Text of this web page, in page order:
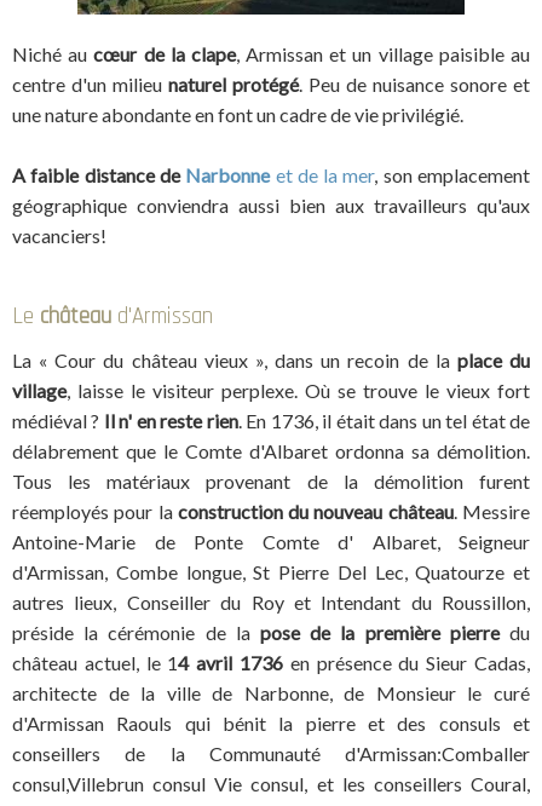
Niché aucœur de la clape, Armissan et un village paisible au
centre d'un milieu naturel protégé. Peu de nuisance sonore et
une nature abondante en font un cadre de vie privilégié.
A faible distance de Narbonneet de la mer, son emplacement
géographique conviendra aussi bien aux travailleurs qu'aux
vacanciers!
Le château d'Armissan
La « Cour du château vieux », dans un recoin de la place du
village, laisse le visiteur perplexe. Où se trouve le vieux fort
médiéval ? Il n' en reste rien. En 1736, il était dans un tel état de
délabrement que le Comte d'Albaret ordonna sa démolition.
Tous les matériaux provenant de la démolition furent
réemployés pour la construction du nouveau château. Messire
Antoine-Marie de Ponte Comte d' Albaret, Seigneur
d'Armissan, Combe longue, St Pierre Del Lec, Quatourze et
autres lieux, Conseiller du Roy et Intendant du Roussillon,
préside la cérémonie de la pose de la première pierredu
château actuel, le 14 avril 1736 en présence du Sieur Cadas,
architecte de la ville de Narbonne, de Monsieur le curé
d'Armissan Raouls qui bénit la pierre et des consuls et
conseillers de la Communauté d'Armissan:Comballer
consul,Villebrun consul Vie consul, et les conseillers Coural,